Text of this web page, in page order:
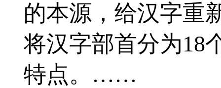
的本源，给汉字重
将汉字部首分为18
特点。……